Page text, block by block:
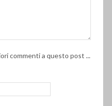
commenti a questo post ...